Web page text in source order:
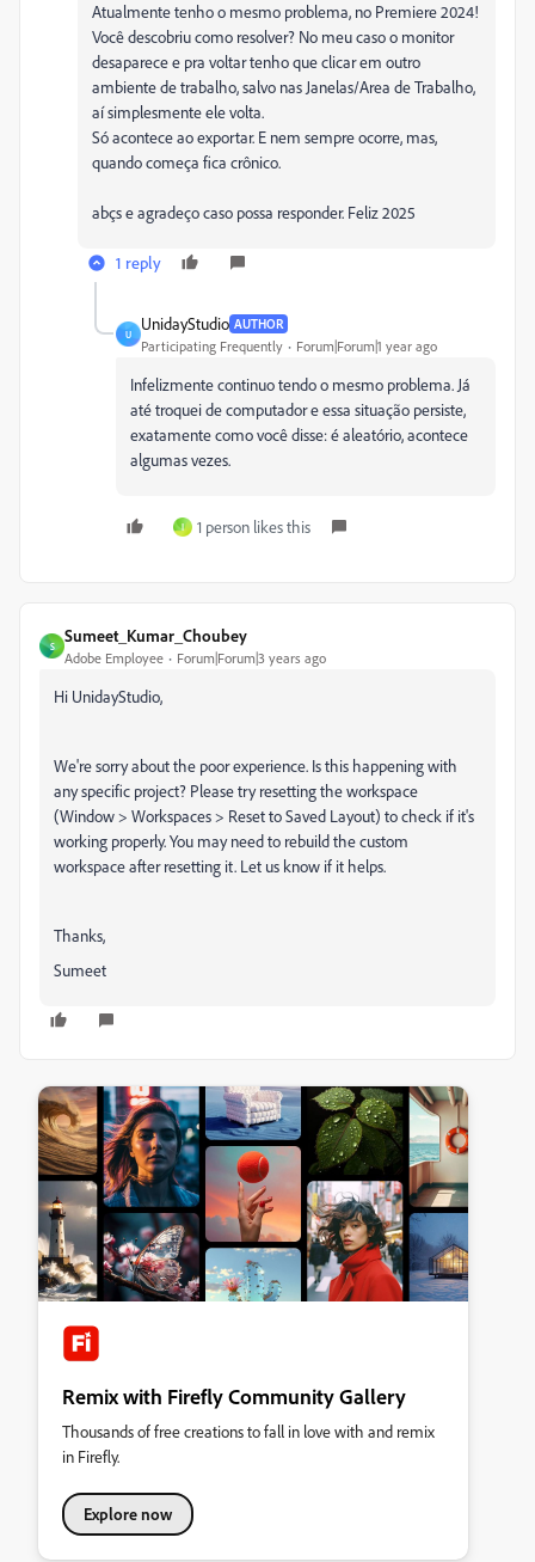
Atualmente tenho o mesmo problema, no Premiere 2024!
Você descobriu como resolver? No meu caso o monitor
desaparece e pra voltar tenho que clicar em outro
ambiente de trabalho, salvo nas Janelas/Area de Trabalho,
aí simplesmente ele volta.
Só acontece ao exportar. E nem sempre ocorre, mas,
quando começa fica crônico.
abçs e agradeço caso possa responder. Feliz 2025
1 reply
U
UnidayStudio AUTHOR
Participating Frequently Forum|Forum|1 year ago
Infelizmente continuo tendo o mesmo problema. Já
até troquei de computador e essa situação persiste,
exatamente como você disse: é aleatório, acontece
algumas vezes.
I 1 person likes this
S
Sumeet_Kumar_Choubey
Adobe Employee Forum|Forum|3 years ago
Hi UnidayStudio,
We're sorry about the poor experience. Is this happening with
any specific project? Please try resetting the workspace
(Window > Workspaces > Reset to Saved Layout) to check if it's
working properly. You may need to rebuild the custom
workspace after resetting it. Let us know if it helps.
Thanks,
Sumeet
Remix with Firefly Community Gallery
Thousands of free creations to fall in love with and remix
in Firefly.
Explore now